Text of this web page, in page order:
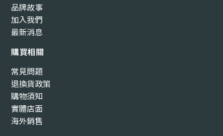
品牌故事
加入我們
最新消息
購買相關
常見問題
退換貨政策
購物須知
實體店面
海外銷售